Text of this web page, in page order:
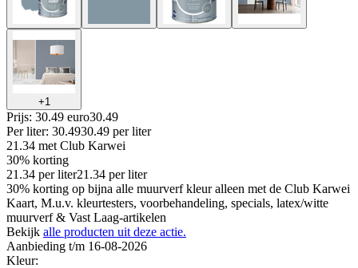
+1
Prijs: 30.49 euro30.49
Per liter: 30.4930.49 per liter
21.34 met Club Karwei
30% korting
21.34 per liter21.34 per liter
30% korting op bijna alle muurverf kleur alleen met de Club Karwei
Kaart, M.u.v. kleurtesters, voorbehandeling, specials, latex/witte
muurverf & Vast Laag-artikelen
Bekijk alle producten uit deze actie.
Aanbieding t/m 16-08-2026
Kleur: